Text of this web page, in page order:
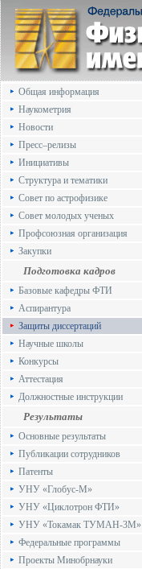
Общая информация
Наукометрия
Новости
Пресс–релизы
Инициативы
Структура и тематики
Совет по астрофизике
Совет молодых ученых
Профсоюзная организация
Закупки
Подготовка кадров
Базовые кафедры ФТИ
Аспирантура
Защиты диссертаций
Научные школы
Конкурсы
Аттестация
Должностные инструкции
Результаты
Основные результаты
Публикации сотрудников
Патенты
УНУ «Глобус-М»
УНУ «Циклотрон ФТИ»
УНУ «Токамак ТУМАН-3М»
Федеральные программы
Проекты Минобрнауки